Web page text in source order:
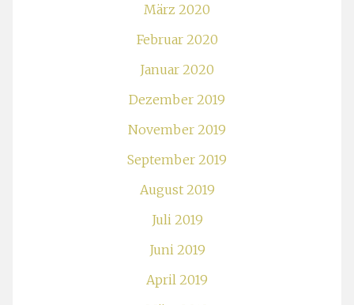
März 2020
Februar 2020
Januar 2020
Dezember 2019
November 2019
September 2019
August 2019
Juli 2019
Juni 2019
April 2019